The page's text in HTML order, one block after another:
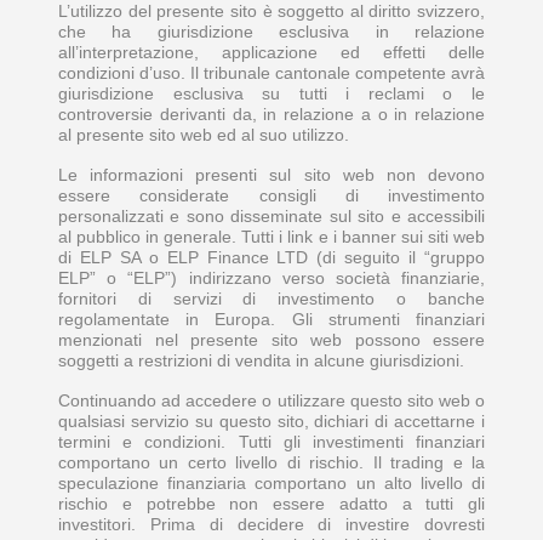
L’utilizzo del presente sito è soggetto al diritto svizzero,
che ha giurisdizione esclusiva in relazione
all’interpretazione, applicazione ed effetti delle
condizioni d’uso. Il tribunale cantonale competente avrà
giurisdizione esclusiva su tutti i reclami o le
controversie derivanti da, in relazione a o in relazione
al presente sito web ed al suo utilizzo.
Le informazioni presenti sul sito web non devono
essere considerate consigli di investimento
personalizzati e sono disseminate sul sito e accessibili
al pubblico in generale. Tutti i link e i banner sui siti web
di ELP SA o ELP Finance LTD (di seguito il “gruppo
ELP” o “ELP”) indirizzano verso società finanziarie,
fornitori di servizi di investimento o banche
regolamentate in Europa. Gli strumenti finanziari
menzionati nel presente sito web possono essere
soggetti a restrizioni di vendita in alcune giurisdizioni.
Continuando ad accedere o utilizzare questo sito web o
qualsiasi servizio su questo sito, dichiari di accettarne i
termini e condizioni. Tutti gli investimenti finanziari
comportano un certo livello di rischio. Il trading e la
speculazione finanziaria comportano un alto livello di
rischio e potrebbe non essere adatto a tutti gli
investitori. Prima di decidere di investire dovresti